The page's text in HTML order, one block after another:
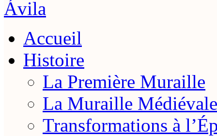
Accueil
Histoire
La Première Muraille
La Muraille
Transformations à